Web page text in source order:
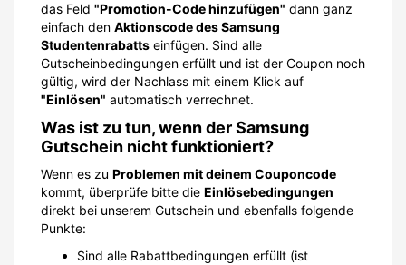
das Feld "Promotion-Code hinzufügen" dann ganz
einfach den Aktionscode des Samsung
Studentenrabatts einfügen. Sind alle
Gutscheinbedingungen erfüllt und ist der Coupon noch
gültig, wird der Nachlass mit einem Klick auf
"Einlösen" automatisch verrechnet.
Was ist zu tun, wenn der Samsung
Gutschein nicht funktioniert?
Wenn es zu Problemen mit deinem Couponcode
kommt, überprüfe bitte die Einlösebedingungen
direkt bei unserem Gutschein und ebenfalls folgende
Punkte:
Sind alle Rabattbedingungen erfüllt (ist